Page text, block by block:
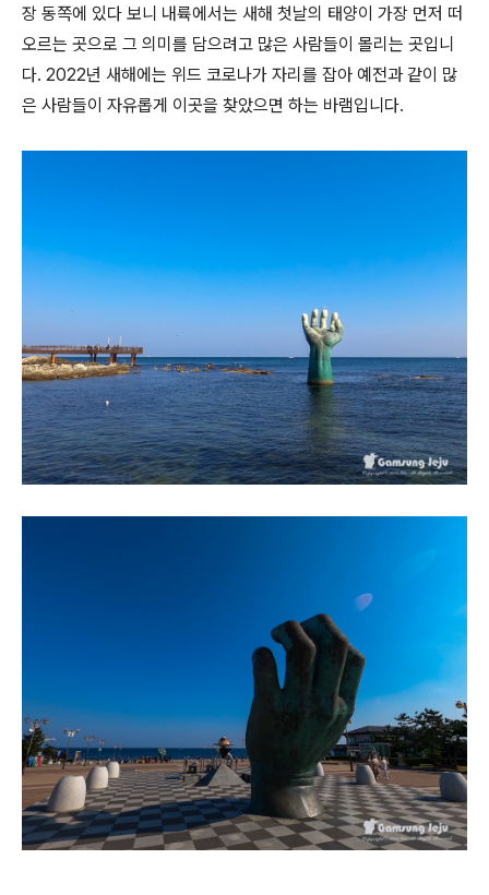
장 동쪽에 있다 보니 내륙에서는 새해 첫날의 태양이 가장 먼저 떠
오르는 곳으로 그 의미를 담으려고 많은 사람들이 몰리는 곳입니
다. 2022년 새해에는 위드 코로나가 자리를 잡아 예전과 같이 많
은 사람들이 자유롭게 이곳을 찾았으면 하는 바램입니다.